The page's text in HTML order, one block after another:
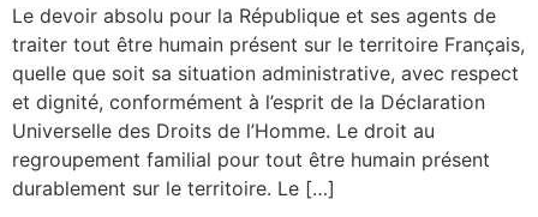
Le devoir absolu pour la République et ses agents de
traiter tout être humain présent sur le territoire Français,
quelle que soit sa situation administrative, avec respect
et dignité, conformément à l’esprit de la Déclaration
Universelle des Droits de l’Homme. Le droit au
regroupement familial pour tout être humain présent
durablement sur le territoire. Le […]